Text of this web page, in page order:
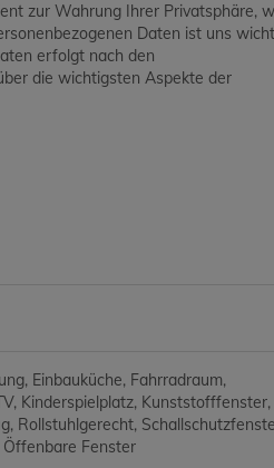
zur Wahrung Ihrer Privatsphäre,
Daten ist uns
erfolgt nach den
die wichtigsten Aspekte der
Einbauküche Fahrradraum
Kinderspielplatz Kunststofffenster
Rollstuhlgerecht
Öffenbare Fenster